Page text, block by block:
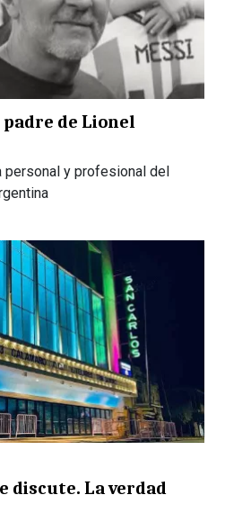
padre de Lionel
personal y profesional del
discute. La verdad